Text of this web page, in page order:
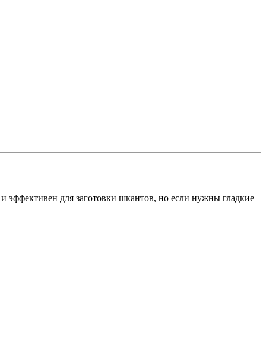
для заготовки шкантов, но если нужны гладкие